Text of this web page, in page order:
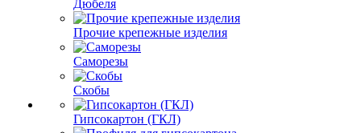
Дюбеля
Прочие крепежные изделия
Саморезы
Скобы
Гипсокартон (ГКЛ)